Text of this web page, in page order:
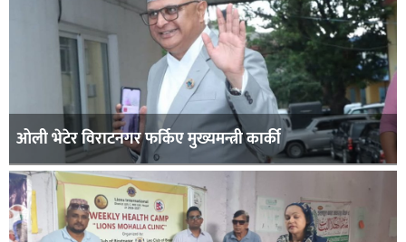
ओली भेटेर विराटनगर फर्किए मुख्यमन्त्री कार्की